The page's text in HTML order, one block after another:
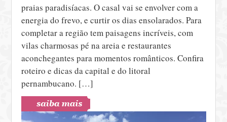
praias paradisíacas. O casal vai se envolver com a
energia do frevo, e curtir os dias ensolarados. Para
completar a região tem paisagens incríveis, com
vilas charmosas pé na areia e restaurantes
aconchegantes para momentos românticos. Confira
roteiro e dicas da capital e do litoral
pernambucano. […]